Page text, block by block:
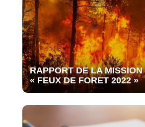
RAPPORT DE LA
« FEUX DE FORET 2022 »